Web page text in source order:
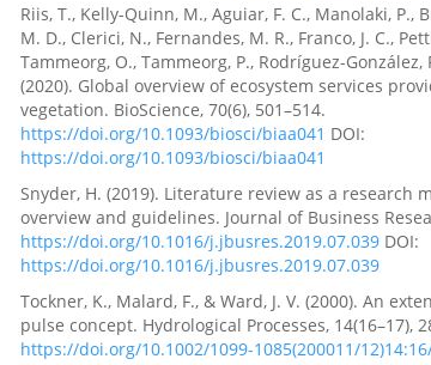
Riis, T., Kelly-Quinn, M., Aguiar, F. C., Manolaki, P.,
M. D., Clerici, N., Fernandes, M. R., Franco, J. C.,
Tammeorg, O., Tammeorg, P., Rodríguez-González,
(2020). Global overview of ecosystem services
vegetation. BioScience, 70(6), 501–514.
https://doi.org/10.1093/biosci/biaa041 DOI:
https://doi.org/10.1093/biosci/biaa041
Snyder, H. (2019). Literature review as a research
overview and guidelines. Journal of Business
https://doi.org/10.1016/j.jbusres.2019.07.039 DOI:
https://doi.org/10.1016/j.jbusres.2019.07.039
Tockner, K., Malard, F., & Ward, J. V. (2000). An
pulse concept. Hydrological Processes, 14(16–17),
https://doi.org/10.1002/1099-1085(200011/